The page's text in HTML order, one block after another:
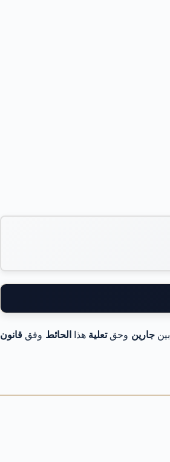
بينجارين وحقتعلية هذا الحائط وفق قانون